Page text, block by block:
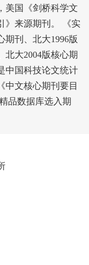
美国《剑桥科学文
》来源期刊。 《实
期刊、北大1996版
北大2004版核心期
中国科技论文统计
文核心期刊要目
品数据库选入期